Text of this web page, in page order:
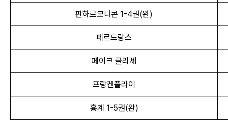
판하르모니콘 1-4권(완)
페르드랑스
페이크 클리셰
프랑켄플라이
흉계 1-5권(완)